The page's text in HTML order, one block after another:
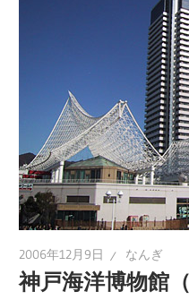
2006年12月9日 なんぎ
神戸海洋博物館（